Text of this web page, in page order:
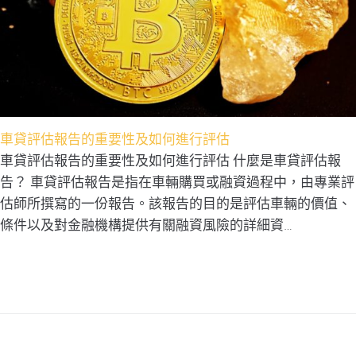
車貸評估報告的重要性及如何進行評估
車貸評估報告的重要性及如何進行評估 什麼是車貸評估報
告？ 車貸評估報告是指在車輛購買或融資過程中，由專業評
估師所撰寫的一份報告。該報告的目的是評估車輛的價值、
條件以及對金融機構提供有關融資風險的詳細資…